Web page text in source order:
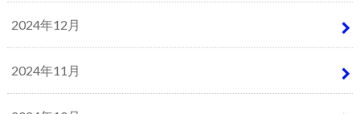
2024年12月
2024年11月